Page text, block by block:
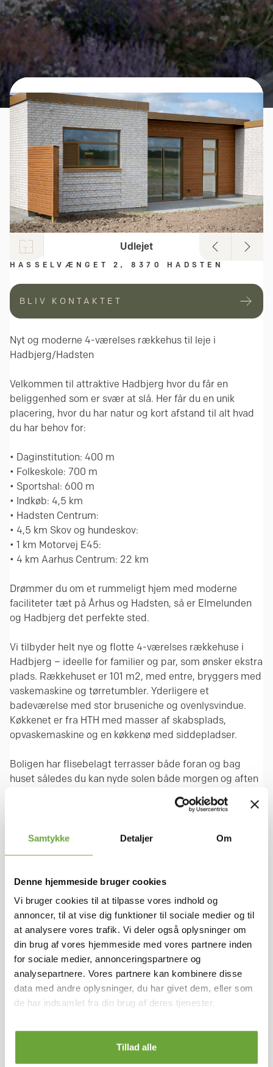
Samtykke Detaljer Om
Denne hjemmeside bruger cookies
Vi bruger cookies til at tilpasse vores indhold og
annoncer, til at vise dig funktioner til sociale medier og til
at analysere vores trafik. Vi deler også oplysninger om
din brug af vores hjemmeside med vores partnere inden
for sociale medier, annonceringspartnere og
analysepartnere. Vores partnere kan kombinere disse
data med andre oplysninger, du har givet dem, eller som
de har indsamlet fra din brug af deres tjenester.
Tillad alle
Udlejet
HASSELVÆNGET 2, 8370 HADSTEN
BLIV KONTAKTET
Nyt og moderne 4-værelses rækkehus til leje i
Hadbjerg/Hadsten
Velkommen til attraktive Hadbjerg hvor du får en
beliggenhed som er svær at slå. Her får du en unik
placering, hvor du har natur og kort afstand til alt hvad
du har behov for:
• Daginstitution: 400 m
• Folkeskole: 700 m
• Sportshal: 600 m
• Indkøb: 4,5 km
• Hadsten Centrum:
• 4,5 km Skov og hundeskov:
• 1 km Motorvej E45:
• 4 km Aarhus Centrum: 22 km
Drømmer du om et rummeligt hjem med moderne
faciliteter tæt på Århus og Hadsten, så er Elmelunden
og Hadbjerg det perfekte sted.
Vi tilbyder helt nye og flotte 4-værelses rækkehuse i
Hadbjerg – ideelle for familier og par, som ønsker ekstra
plads. Rækkehuset er 101 m2, med entre, bryggers med
vaskemaskine og tørretumbler. Yderligere et
badeværelse med stor bruseniche og ovenlysvindue.
Køkkenet er fra HTH med masser af skabsplads,
opvaskemaskine og en køkkenø med siddepladser.
Boligen har flisebelagt terrasser både foran og bag
huset således du kan nyde solen både morgen og aften
samt tilhørende have, hæk og skur hvor der er klargjort
Rækkehuset bliver desuden tredjepartscertificerede
med DGNB-guld fra Rådet for Bæredygtigt Byggeri. Det
materialevalg, udearealer, byggeproces beboerkomfort
og drift af boligen.
Boligen er skabt til at rumme livet i dets mange
facetter. De åbne terrasser og den private have giver
plads til både den stille morgenstund og de livlige
aftener, hvor naboer og venner samles. Hver detalje er
gennemtænkt, så du kan finde både ro og glæde i dit
hjem, mens du samtidig er en del af et fællesskab, hvor
Vi glæder os til at fremvise boligen for dig/Jer